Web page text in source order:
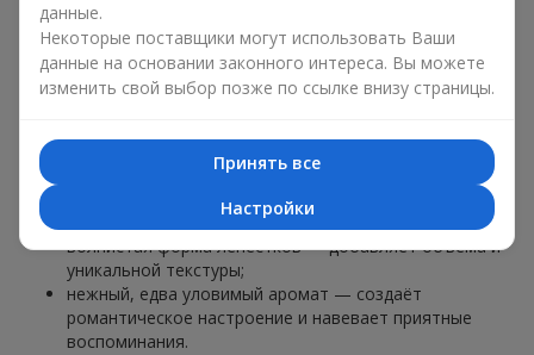
Роза Кантри Блюз имеет высокие стебли, что позволяет
создавать стильные букеты и декоративные композиции
любой высоты. Основные отличия:
уникальный цвет — окраска розы Кантри Блюз не
раскрытия цветок светлеет и приобретает ещё более
утончённые оттенки, создавая интересную цветовую
волнистая форма лепестков — добавляет объёма и
уникальной текстуры;
нежный, едва уловимый аромат — создаёт
романтическое настроение и навевает приятные
воспоминания.
данные.
Некоторые поставщики могут использовать Ваши
данные на основании законного интереса. Вы можете
изменить свой выбор позже по ссылке внизу страницы.
Принять все
Настройки